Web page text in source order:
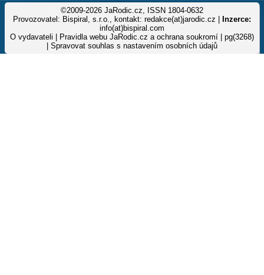
©2009-2026 JaRodic.cz, ISSN 1804-0632
Provozovatel: Bispiral, s.r.o., kontakt: redakce(at)jarodic.cz |
Inzerce:
info(at)bispiral.com
O vydavateli
Pravidla webu JaRodic.cz a ochrana soukromí | pg(3268)
Spravovat souhlas s nastavením osobních údajů